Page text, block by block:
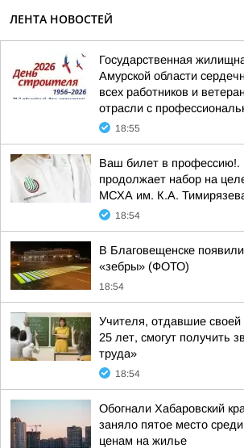
ЛЕНТА НОВОСТЕЙ
Государственная
Амурской области
всех работников и
отрасли с
18:55
Ваш билет в профессию!.
продолжает набор на
МСХА им. К.А.
18:54
В Благовещенске
«зебры» (ФОТО)
18:54
Учителя, отдавшие
25 лет, смогут получить
труда»
18:54
Обогнали Хабаровский
заняло пятое место
ценам на жилье